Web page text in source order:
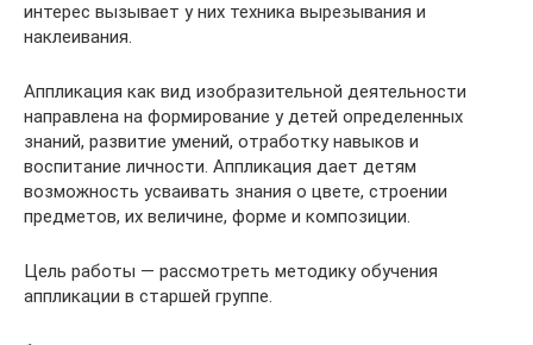
интерес вызывает у них техника вырезывания и
наклеивания.
Аппликация как вид изобразительной деятельности
направлена на формирование у детей определенных
знаний, развитие умений, отработку навыков и
воспитание личности. Аппликация дает детям
возможность усваивать знания о цвете, строении
предметов, их величине, форме и композиции.
Цель работы — рассмотреть методику обучения
аппликации в старшей группе.